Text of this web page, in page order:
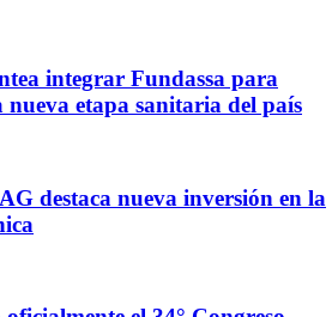
integrar Fundassa para
nueva etapa sanitaria del país
destaca nueva inversión en la